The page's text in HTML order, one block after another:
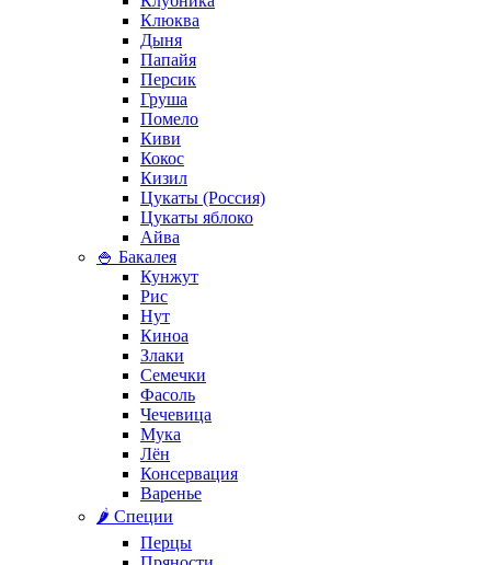
Клюква
Дыня
Папайя
Персик
Груша
Помело
Киви
Кокос
Кизил
Цукаты (Россия)
Цукаты яблоко
Айва
🍚 Бакалея
Кунжут
Рис
Нут
Киноа
Злаки
Семечки
Фасоль
Чечевица
Мука
Лён
Консервация
Варенье
🌶️ Специи
Перцы